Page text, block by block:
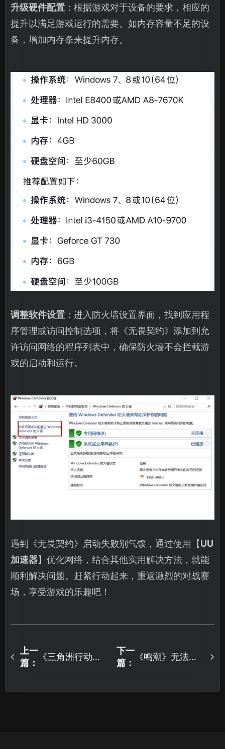
升级硬件配置 ：根据游戏对于设备的要求，相应的
提升以满足游戏运行的需要。如内存容量不足的设
备，增加内存条来提升内存。
调整软件设置 ：进入防火墙设置界面，找到应用程
序管理或访问控制选项，将《无畏契约》添加到允
许访问网络的程序列表中，确保防火墙不会拦截游
戏的启动和运行。
遇到《无畏契约》启动失败别气馁，通过使用【UU
加速器】优化网络，结合其他实用解决方法，就能
顺利解决问题。赶紧行动起来，重返激烈的对战赛
场，享受游戏的乐趣吧！
上一
篇：
《三角洲行动》
了！
下一
篇：
《鸣潮》无法启
戏！